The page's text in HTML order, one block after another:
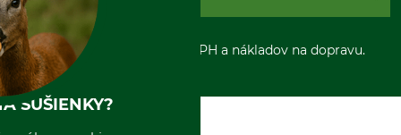
Otváracie hodiny
Zrušenie objednávky
Platba vopred
Sepa-inkaso
Osobný odber
O nás
Predajňa
Kolektív GRUBE
Naše pobočky v Európe
*Všetky ceny sú vrátane DPH a nákladov na dopravu.
SUŠIENKY?